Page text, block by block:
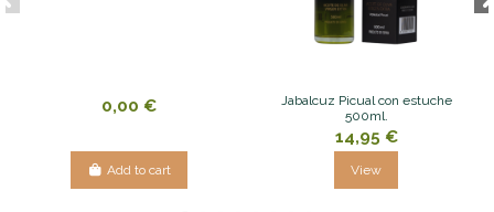
0,00 €
Add to cart
Jabalcuz Picual con estuche
500ml.
14,95 €
View